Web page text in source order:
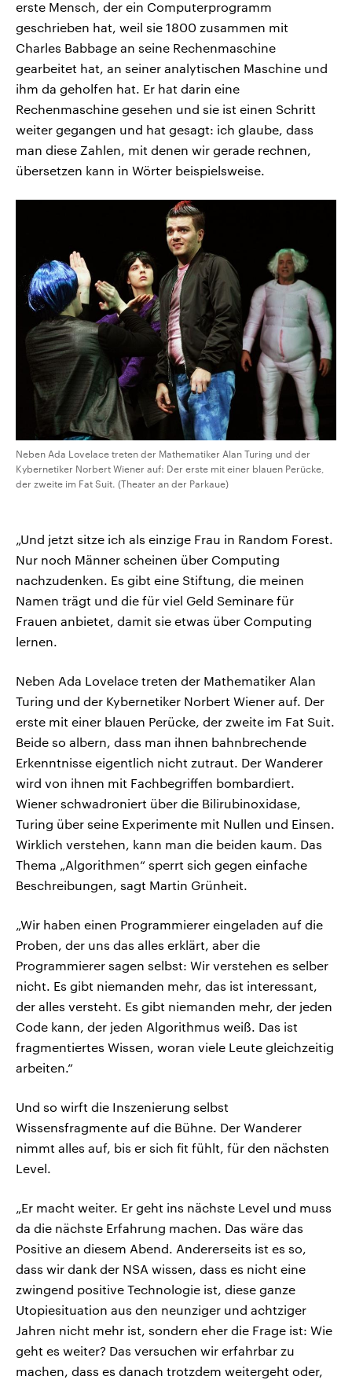
erste Mensch, der ein Computerprogramm
geschrieben hat, weil sie 1800 zusammen mit
Charles Babbage an seine Rechenmaschine
gearbeitet hat, an seiner analytischen Maschine und
ihm da geholfen hat. Er hat darin eine
Rechenmaschine gesehen und sie ist einen Schritt
weiter gegangen und hat gesagt: ich glaube, dass
man diese Zahlen, mit denen wir gerade rechnen,
übersetzen kann in Wörter beispielsweise.
Neben Ada Lovelace treten der Mathematiker Alan Turing und der
Kybernetiker Norbert Wiener auf: Der erste mit einer blauen Perücke,
der zweite im Fat Suit. (Theater an der Parkaue)
„Und jetzt sitze ich als einzige Frau in Random Forest.
Nur noch Männer scheinen über Computing
nachzudenken. Es gibt eine Stiftung, die meinen
Namen trägt und die für viel Geld Seminare für
Frauen anbietet, damit sie etwas über Computing
lernen.
Neben Ada Lovelace treten der Mathematiker Alan
Turing und der Kybernetiker Norbert Wiener auf. Der
erste mit einer blauen Perücke, der zweite im Fat Suit.
Beide so albern, dass man ihnen bahnbrechende
Erkenntnisse eigentlich nicht zutraut. Der Wanderer
wird von ihnen mit Fachbegriffen bombardiert.
Wiener schwadroniert über die Bilirubinoxidase,
Turing über seine Experimente mit Nullen und Einsen.
Wirklich verstehen, kann man die beiden kaum. Das
Thema „Algorithmen“ sperrt sich gegen einfache
Beschreibungen, sagt Martin Grünheit.
„Wir haben einen Programmierer eingeladen auf die
Proben, der uns das alles erklärt, aber die
Programmierer sagen selbst: Wir verstehen es selber
nicht. Es gibt niemanden mehr, das ist interessant,
der alles versteht. Es gibt niemanden mehr, der jeden
Code kann, der jeden Algorithmus weiß. Das ist
fragmentiertes Wissen, woran viele Leute gleichzeitig
arbeiten.“
Und so wirft die Inszenierung selbst
Wissensfragmente auf die Bühne. Der Wanderer
nimmt alles auf, bis er sich fit fühlt, für den nächsten
Level.
„Er macht weiter. Er geht ins nächste Level und muss
da die nächste Erfahrung machen. Das wäre das
Positive an diesem Abend. Andererseits ist es so,
dass wir dank der NSA wissen, dass es nicht eine
zwingend positive Technologie ist, diese ganze
Utopiesituation aus den neunziger und achtziger
Jahren nicht mehr ist, sondern eher die Frage ist: Wie
geht es weiter? Das versuchen wir erfahrbar zu
machen, dass es danach trotzdem weitergeht oder,